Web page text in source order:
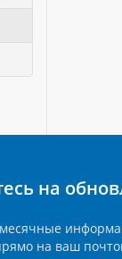
на
на ваш